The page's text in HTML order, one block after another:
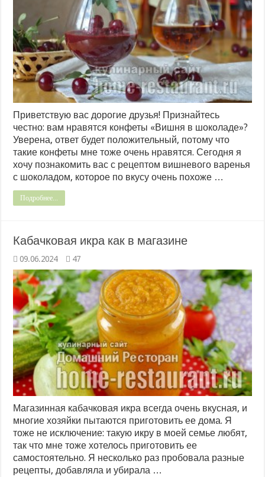
Приветствую вас дорогие друзья! Признайтесь
честно: вам нравятся конфеты «Вишня в шоколаде»?
Уверена, ответ будет положительный, потому что
такие конфеты мне тоже очень нравятся. Сегодня я
хочу познакомить вас с рецептом вишневого варенья
с шоколадом, которое по вкусу очень похоже …
Подробнее...
Кабачковая икра как в магазине
09.06.2024 47
Магазинная кабачковая икра всегда очень вкусная, и
многие хозяйки пытаются приготовить ее дома. Я
тоже не исключение: такую икру в моей семье любят,
так что мне тоже хотелось приготовить ее
самостоятельно. Я несколько раз пробовала разные
рецепты, добавляла и убирала …